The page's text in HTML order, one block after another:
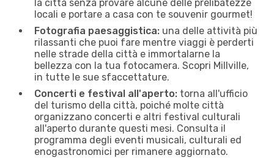
la città senza provare alcune delle prelibatezze
locali e portare a casa con te souvenir gourmet!
Fotografia paesaggistica: una delle attività più
rilassanti che puoi fare mentre viaggi è perderti
nelle strade della città e immortalarne la
bellezza con la tua fotocamera. Scopri Millville,
in tutte le sue sfaccettature.
Concerti e festival all'aperto: torna all'ufficio
del turismo della città, poiché molte città
organizzano concerti e altri festival culturali
all'aperto durante questi mesi. Consulta il
programma degli eventi musicali, culturali ed
enogastronomici per rimanere aggiornato.